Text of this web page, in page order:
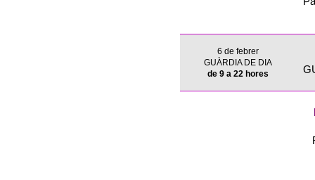
6 de febrer
GUÀRDIA DE DIA
de 9 a 22 hores